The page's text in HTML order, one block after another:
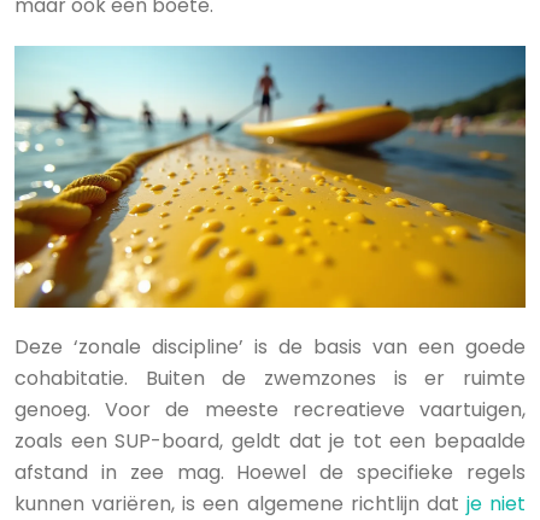
maar ook een boete.
Deze ‘zonale discipline’ is de basis van een goede
cohabitatie. Buiten de zwemzones is er ruimte
genoeg. Voor de meeste recreatieve vaartuigen,
zoals een SUP-board, geldt dat je tot een bepaalde
afstand in zee mag. Hoewel de specifieke regels
kunnen variëren, is een algemene richtlijn dat je niet